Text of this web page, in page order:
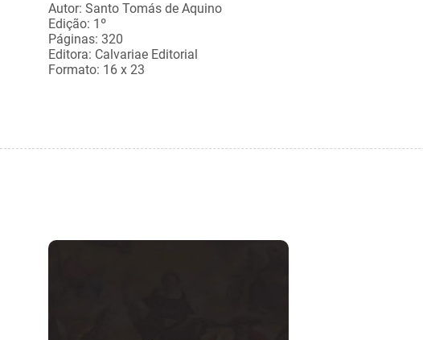
Autor: Santo Tomás de Aquino
Edição: 1º
Páginas: 320
Editora: Calvariae Editorial
Formato: 16 x 23